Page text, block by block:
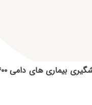
بیماری های دامی ۱۴۰۰